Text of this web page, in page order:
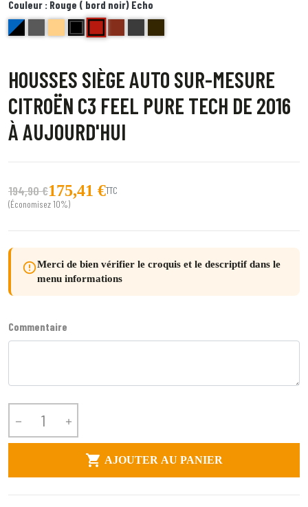
Couleur : Rouge ( bord noir) Echo
bleu et noir Delta
anthracite golf
beige bravo
noir centre gris bord noir foxtrot
Rouge ( bord noir) Echo
HOUSSES SIÈGE AUTO SUR-MESURE
CITROËN C3 FEEL PURE TECH DE 2016
À AUJOURD'HUI
194,90 €175,41 €TTC
(Économisez 10%)
error_outlineMerci de bien vérifier le croquis et le descriptif dans le
menu informations
Commentaire
 
 AJOUTER AU PANIER